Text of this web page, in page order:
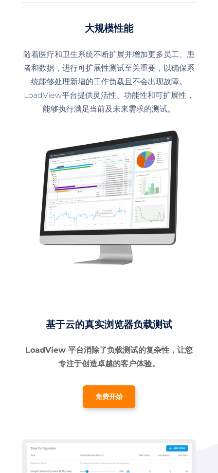
大规模性能
随着医疗和卫生系统不断扩展并增加更多员工、患
者和数据，进行可扩展性测试至关重要，以确保系
统能够处理新增的工作负载且不会出现故障。
LoadView平台提供灵活性、功能性和可扩展性，
能够执行满足当前及未来需求的测试。
基于云的真实浏览器负载测试
LoadView 平台消除了负载测试的复杂性，让您
专注于创造卓越的客户体验。
免费开始